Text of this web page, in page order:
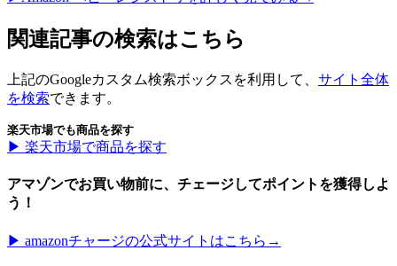
関連記事の検索はこちら
上記のGoogleカスタム検索ボックスを利用して、 サイト全体
を検索できます。
楽天市場でも商品を探す
▶︎ 楽天市場で商品を探す
アマゾンでお買い物前に、チェージしてポイントを獲得しよ
う！
▶︎ amazonチャージの公式サイトはこちら→